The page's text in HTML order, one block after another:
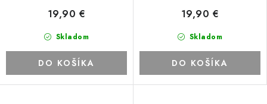
Skladom
19,90 €
DO KOŠÍKA
Skladom
19,90 €
DO KOŠÍKA